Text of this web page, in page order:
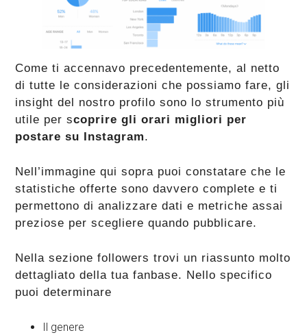
Come ti accennavo precedentemente, al netto
di tutte le considerazioni che possiamo fare, gli
insight del nostro profilo sono lo strumento più
utile per scoprire gli orari migliori per
postare su Instagram.
Nell’immagine qui sopra puoi constatare che le
statistiche offerte sono davvero complete e ti
permettono di analizzare dati e metriche assai
preziose per scegliere quando pubblicare.
Nella sezione followers trovi un riassunto molto
dettagliato della tua fanbase. Nello specifico
puoi determinare
Il genere